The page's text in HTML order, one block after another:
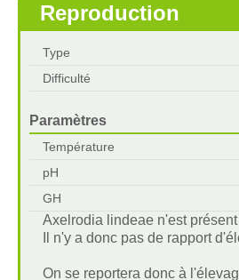
Reproduction
Type
Difficulté
Paramètres
Température
pH
GH
Axelrodia lindeae n'est
Il n'y a donc pas de rapport
On se reportera donc à